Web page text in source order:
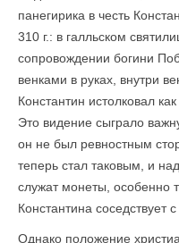
панегирика в честь
310 г.: в галльском
сопровождении богини
венками в руках, внутри
Константин истолковал
Это видение сыграло
он не был ревностным
теперь стал таковым, и
служат монеты, особенно
Константина соседствует
Однако положение